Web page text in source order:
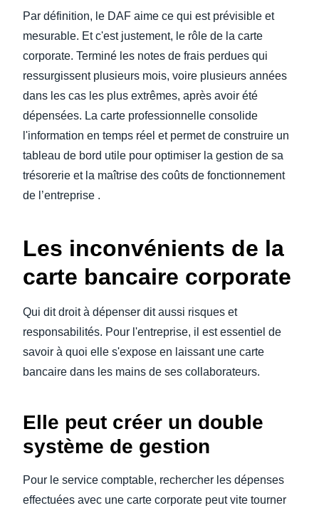
Par définition, le DAF aime ce qui est prévisible et
mesurable. Et c'est justement, le rôle de la carte
corporate. Terminé les notes de frais perdues qui
ressurgissent plusieurs mois, voire plusieurs années
dans les cas les plus extrêmes, après avoir été
dépensées. La carte professionnelle consolide
l'information en temps réel et permet de construire un
tableau de bord utile pour optimiser la gestion de sa
trésorerie et la maîtrise des coûts de fonctionnement
de l’entreprise .
Les inconvénients de la
carte bancaire corporate
Qui dit droit à dépenser dit aussi risques et
responsabilités. Pour l'entreprise, il est essentiel de
savoir à quoi elle s'expose en laissant une carte
bancaire dans les mains de ses collaborateurs.
Elle peut créer un double
système de gestion
Pour le service comptable, rechercher les dépenses
effectuées avec une carte corporate peut vite tourner